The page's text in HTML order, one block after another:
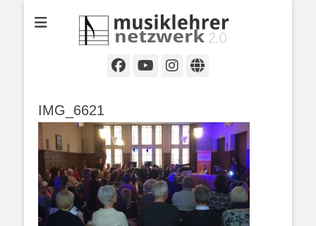
Selbständige Musikpädagoginnen und Musikpädagogen in
Wiesbaden
Facebook
YouTube
Instagram
Website
IMG_6621